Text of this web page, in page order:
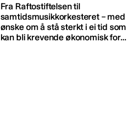
Fra Raftostiftelsen til
samtidsmusikkorkesteret – med
ønske om å stå sterkt i ei tid som
kan bli krevende økonomisk for...